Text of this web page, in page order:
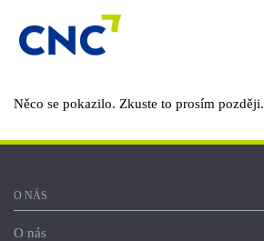
Něco se pokazilo. Zkuste to prosím později.
O NÁS
O nás